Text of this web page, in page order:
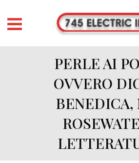
PERLE AI
OVVERO
BENEDICA,